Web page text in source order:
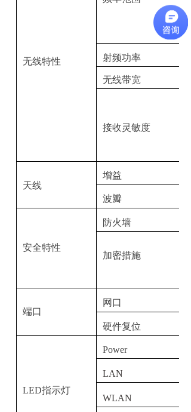
无线特性 射频功率
无线带宽
接收灵敏度
天线
增益
波瓣
安全特性
防火墙
加密措施
端口
网口
硬件复位
LED指示灯
Power
LAN
WLAN